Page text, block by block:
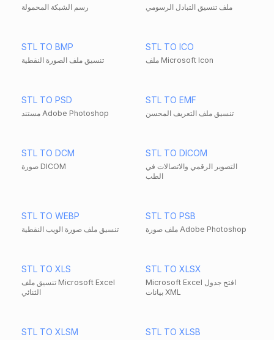
رسم الشبكة المحمولة ملف تنسيق التبادل الرسومي
STL TO BMP
تنسيق ملف الصورة النقطية
STL TO ICO
ملف Microsoft Icon
STL TO PSD
مستند Adobe Photoshop
STL TO EMF
تنسيق ملف التعريف المحسن
STL TO DCM
صورة DICOM
STL TO DICOM
التصوير الرقمي والاتصالات في
الطب
STL TO WEBP
تنسيق ملف صورة الويب النقطية
STL TO PSB
ملف صورة Adobe Photoshop
STL TO XLS
تنسيق ملف Microsoft Excel
الثنائي
STL TO XLSX
Microsoft Excel افتح جدول
بيانات XML
STL TO XLSM STL TO XLSB